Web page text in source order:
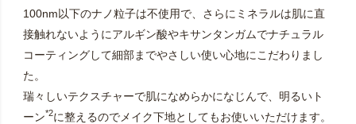
100nm以下のナノ粒子は不使用で、さらにミネラルは肌に直
接触れないようにアルギン酸やキサンタンガムでナチュラル
コーティングして細部までやさしい使い心地にこだわりまし
た。
瑞々しいテクスチャーで肌になめらかになじんで、明るいト
ーン*2に整えるのでメイク下地としてもお使いいただけます。